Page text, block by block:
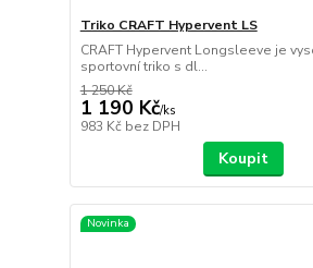
Triko CRAFT Hypervent LS
CRAFT Hypervent Longsleeve je
sportovní triko s dl...
1 250 Kč
1 190 Kč/ks
983 Kč bez DPH
Koupit
Novinka